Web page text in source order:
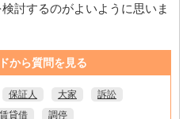
討するのがよいように思いま
から質問を見る
保証人 大家
訴訟
賃貸借 調停